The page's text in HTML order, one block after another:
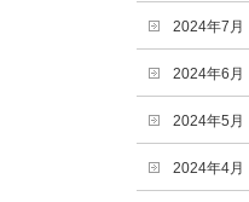
2024年7月
2024年6月
2024年5月
2024年4月